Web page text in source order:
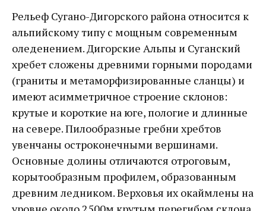
Рельеф Сугано-Дигорского района относится к
альпийскому типу с мощным современным
оледенением. Дигорские Альпы и Суганский
хребет сложены древними горными породами
(граниты и метаморфизированные сланцы) и
имеют асимметричное строение склонов:
крутые и короткие на юге, пологие и длинные
на севере. Пилообразные гребни хребтов
увенчаны остроконечными вершинами.
Основные долины отличаются отроговым,
корытообразным профилем, образованным
древним ледником. Верховья их окаймлены на